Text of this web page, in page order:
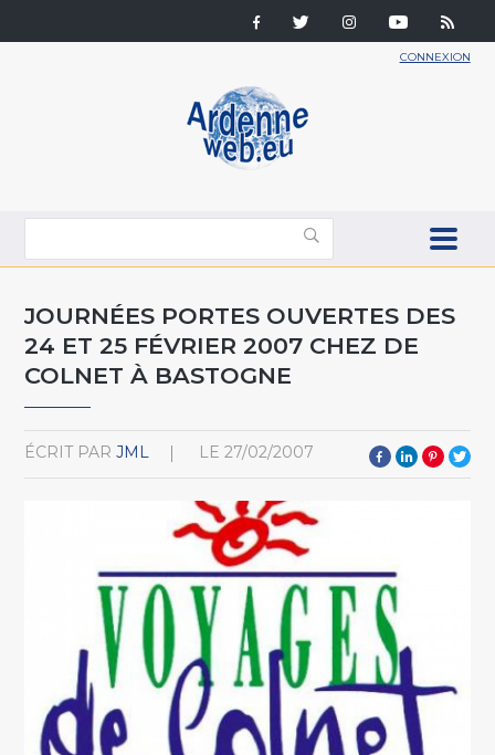
CONNEXION
JOURNÉES PORTES OUVERTES DES
24 ET 25 FÉVRIER 2007 CHEZ DE
COLNET À BASTOGNE
ÉCRIT PAR JML LE 27/02/2007